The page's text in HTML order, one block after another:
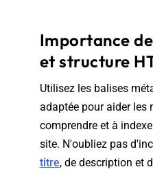
Importance
et structure
Utilisez les balises
adaptée pour aider les
comprendre et à
site. N'oubliez pas
titre, de description et